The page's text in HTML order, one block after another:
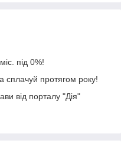
під 0%!
сплачуй протягом року!
від порталу "Дія"